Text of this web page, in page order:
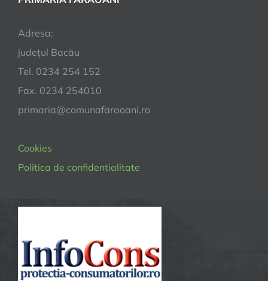
Adresa:
județul Bacău
Tel. 0234 254 152
Fax. 0234 254010
primaria@comunafaraoani.ro
Cookies
Politica de confidentialitate